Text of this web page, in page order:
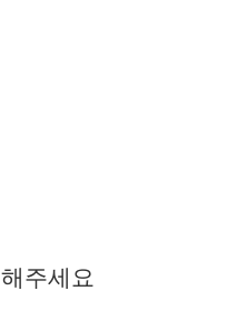
해주세요